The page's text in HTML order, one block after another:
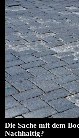
Die Sache mit dem
Nachhaltig?